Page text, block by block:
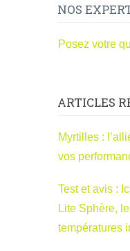
NOS
Posez votre
ARTICLES
Myrtilles :
vos
Test et avis :
Lite Sphère,
températures